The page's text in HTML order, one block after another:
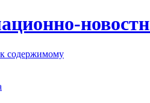
содержимому